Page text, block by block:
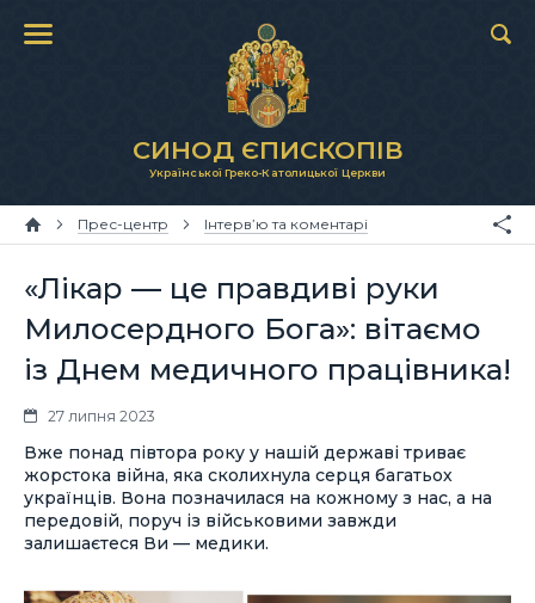
СИНОД ЄПИСКОПІВ
Української Греко-Католицької Церкви
Прес-центр Інтерв’ю та коментарі
«Лікар — це правдиві руки
Милосердного Бога»: вітаємо
із Днем медичного працівника!
27 липня 2023
Вже понад півтора року у нашій державі триває
жорстока війна, яка сколихнула серця багатьох
українців. Вона позначилася на кожному з нас, а на
передовій, поруч із військовими завжди
залишаєтеся Ви — медики.